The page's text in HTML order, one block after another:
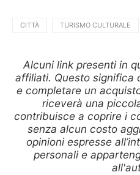
CITTÀ TURISMO CULTURALE
Alcuni link presenti in
affiliati. Questo significa
e completare un
riceverà una
contribuisce a coprire i
senza alcun costo
opinioni espresse
personali e